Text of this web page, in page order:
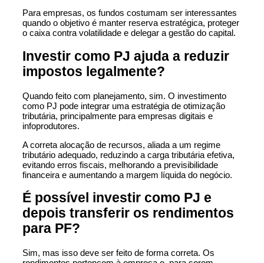
Para empresas, os fundos costumam ser interessantes
quando o objetivo é manter reserva estratégica, proteger
o caixa contra volatilidade e delegar a gestão do capital.
Investir como PJ ajuda a reduzir
impostos legalmente?
Quando feito com planejamento, sim. O investimento
como PJ pode integrar uma estratégia de otimização
tributária, principalmente para empresas digitais e
infoprodutores.
A correta alocação de recursos, aliada a um regime
tributário adequado, reduzindo a carga tributária efetiva,
evitando erros fiscais, melhorando a previsibilidade
financeira e aumentando a margem líquida do negócio.
É possível investir como PJ e
depois transferir os rendimentos
para PF?
Sim, mas isso deve ser feito de forma correta. Os